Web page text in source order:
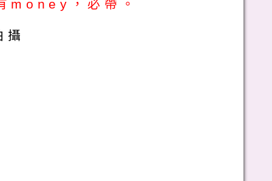
money，必帶。
攝